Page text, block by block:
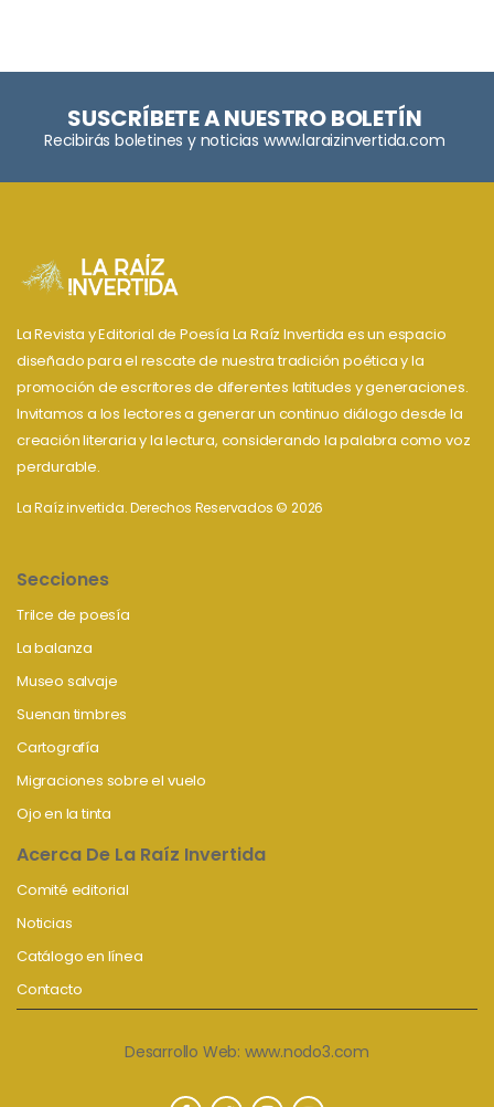
SUSCRÍBETE A NUESTRO BOLETÍN
Recibirás boletines y noticias www.laraizinvertida.com
La Revista y Editorial de Poesía La Raíz Invertida es un espacio
diseñado para el rescate de nuestra tradición poética y la
promoción de escritores de diferentes latitudes y generaciones.
Invitamos a los lectores a generar un continuo diálogo desde la
creación literaria y la lectura, considerando la palabra como voz
perdurable.
La Raíz invertida. Derechos Reservados © 2026
Secciones
Trilce de poesía
La balanza
Museo salvaje
Suenan timbres
Cartografía
Migraciones sobre el vuelo
Ojo en la tinta
Acerca De La Raíz Invertida
Comité editorial
Noticias
Catálogo en línea
Contacto
Desarrollo Web: www.nodo3.com